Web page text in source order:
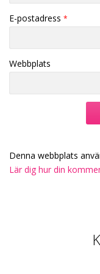
E-postadress *
Webbplats
Denna webbplats
Lär dig hur din